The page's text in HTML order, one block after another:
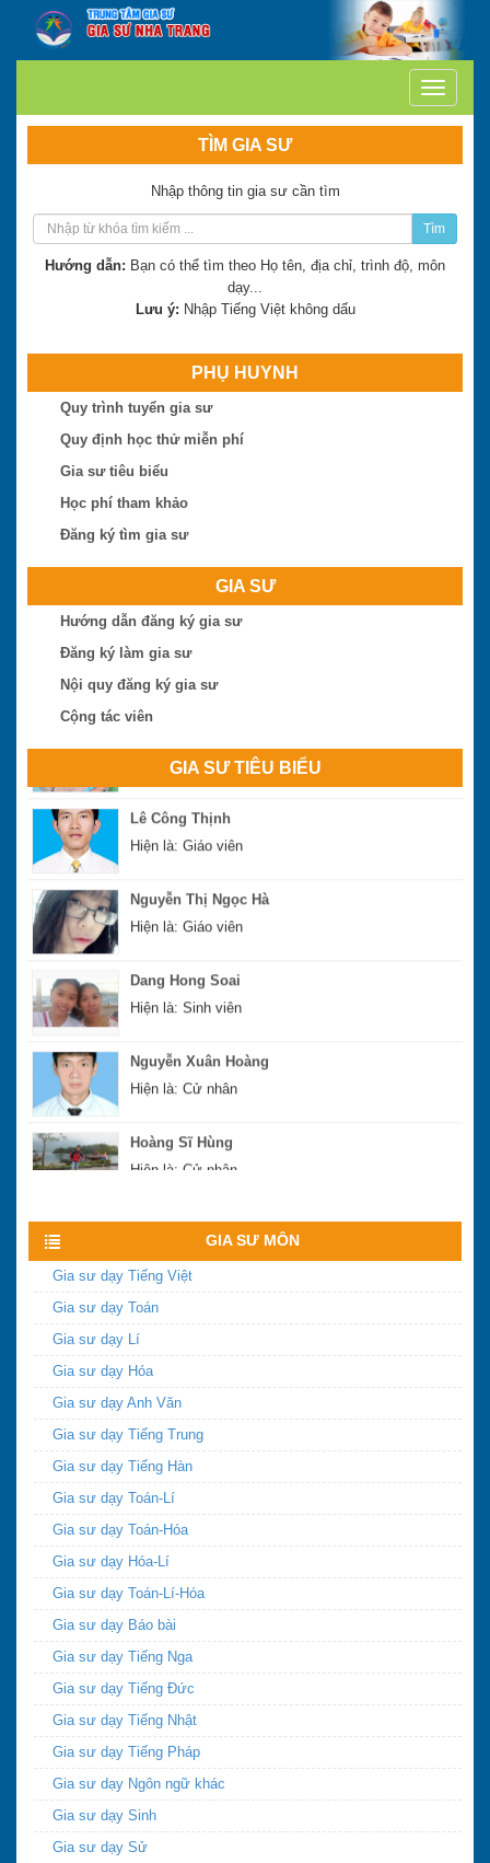
TÌM GIA SƯ
Nhập thông tin gia sư cần tìm
Tìm
Hướng dẫn: Bạn có thể tìm theo Họ tên, địa chỉ, trình độ, môn
dạy...
Lưu ý: Nhập Tiếng Việt không dấu
PHỤ HUYNH
Quy trình tuyển gia sư
Quy định học thử miễn phí
Gia sư tiêu biểu
Học phí tham khảo
Đăng ký tìm gia sư
GIA SƯ
Hướng dẫn đăng ký gia sư
Đăng ký làm gia sư
Nội quy đăng ký gia sư
Cộng tác viên
GIA SƯ TIÊU BIỂU
Trần Thị Minh Thư
Trần Tuấn Việt
Hiện là: Cử nhân
Hiện là: Giáo viên
Phan Đình Sáng
Hiện là: Thạc sĩ
Hiện là: Giáo viên
Hiện là: Giáo viên
Hiện là: Sinh viên
Hiện là: Cử nhân
Hiện là: Cử nhân
GIA SƯ MÔN
Gia sư dạy Tiếng Việt
Gia sư dạy Toán
Gia sư dạy Lí
Gia sư dạy Hóa
Gia sư dạy Anh Văn
Gia sư dạy Tiếng Trung
Gia sư dạy Tiếng Hàn
Gia sư dạy Toán-Lí
Gia sư dạy Toán-Hóa
Gia sư dạy Hóa-Lí
Gia sư dạy Toán-Lí-Hóa
Gia sư dạy Báo bài
Gia sư dạy Tiếng Nga
Gia sư dạy Tiếng Đức
Gia sư dạy Tiếng Nhật
Gia sư dạy Tiếng Pháp
Gia sư dạy Ngôn ngữ khác
Gia sư dạy Sinh
Gia sư dạy Sử